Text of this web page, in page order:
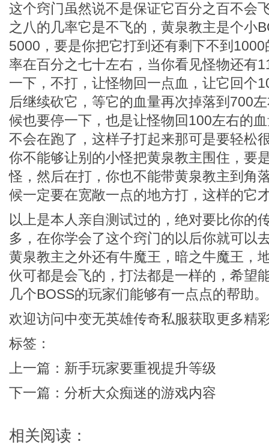
这个窍门虽然说不是保证它百分之百不会
之八的几率它是不飞的，黄泉教主是个小
5000，要是你把它打到还有剩下不到
率在百分之七十左右，当你看见怪物还有
一下，不打，让怪物回一点血，让它回个
后继续砍它，等它的血量再次掉落到700
候也要停一下，也是让怪物回100左右的
不会在跑了，这样子打起来那可是要轻松
你不能够让别的小怪把黄泉教主围住，要
怪，然后在打，你也不能带黄泉教主到角
候一定要在宽敞一点的地方打，这样的它
以上是本人亲自测试过的，绝对要比你的
多，在你学会了这个窍门的以后你就可以
黄泉教主之外还有牛魔王，暗之牛魔王，
伙可都是会飞的，打法都是一样的，希望
几个BOSS的玩家们能够有一点点的帮助。
欢迎访问中变无英雄传奇私服获取更多精
标签：
上一篇： 新手玩家要重视提升等级
下一篇： 分析大众痴迷的游戏内容
相关阅读：